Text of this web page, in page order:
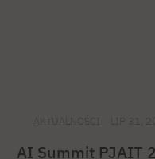
AI Summit PJAIT